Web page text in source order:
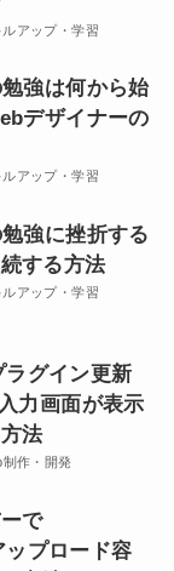
ルアップ・学習
強は何から始
デザイナーの
ルアップ・学習
強に挫折する
する方法
ルアップ・学習
グイン更新
力画面が表示
法
制作・開発
で
プロード容